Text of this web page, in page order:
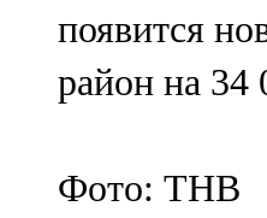
появится
район на 34
Фото: ТНВ